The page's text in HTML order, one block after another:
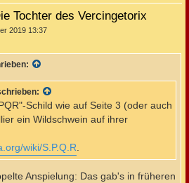
Tochter des Vercingetorix
2019 13:37
Schild wie auf Seite 3 (oder auch
ein Wildschwein auf ihrer
wiki/S.P.Q.R.
Anspielung: Das gab's in früheren